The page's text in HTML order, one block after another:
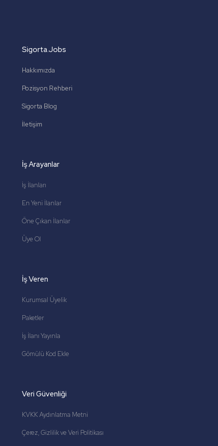
Sigorta.Jobs
Hakkımızda
Pozisyon Rehberi
Sigorta Blog
İletişim
İş Arayanlar
İş İlanları
En Yeni İlanlar
Öne Çıkan İlanlar
Üye Ol
İş Veren
Kurumsal Üyelik
Paketler
İş İlanı Yayınla
Gömülü Kod Ekle
Veri Güvenliği
KVKK Aydınlatma Metni
Çerez, Gizlilik ve Veri Politikası